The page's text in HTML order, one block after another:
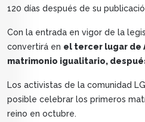
120 días después de su
Con la entrada en vigor de la
convertirá en el tercer lugar de
matrimonio igualitario,
Los activistas de la comunidad
posible celebrar los primeros
reino en octubre.